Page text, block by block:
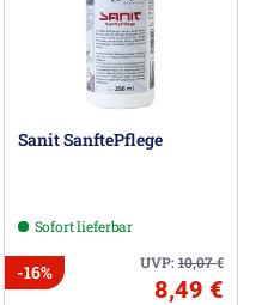
Sanit SanftePflege
Sofort lieferbar
UVP:10,07€
-16%
8,49 €